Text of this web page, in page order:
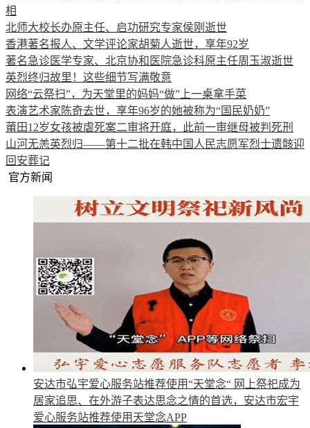
相
北师大校长办原主任、启功研究专家侯刚逝世
香港著名报人、文学评论家胡菊人逝世，享年92岁
著名急诊医学专家、北京协和医院急诊科原主任周玉淑逝世
英烈终归故里！这些细节写满敬意
网络“云祭扫”，为天堂里的妈妈“做”上一桌拿手菜
表演艺术家陈奇去世，享年96岁的她被称为“国民奶奶”
莆田12岁女孩被虐死案二审将开庭，此前一审继母被判死刑
山河无恙英烈归——第十二批在韩中国人民志愿军烈士遗骸迎
回安葬记
官方新闻
安达市弘宇爱心服务站推荐使用“天堂念“ 网上祭祀成为
居家追思、在外游子表达思念之情的首选，安达市宏宇
爱心服务站推荐使用天堂念APP